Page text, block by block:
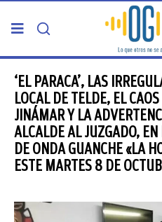
PORTADA
TELDE
GRAN CANARIA
‘EL PARACA’, LAS
LOCAL DE TELDE, EL
JINÁMAR Y LA
ALCALDE AL JUZGADO,
DE ONDA GUANCHE «LA
ESTE MARTES 8 DE